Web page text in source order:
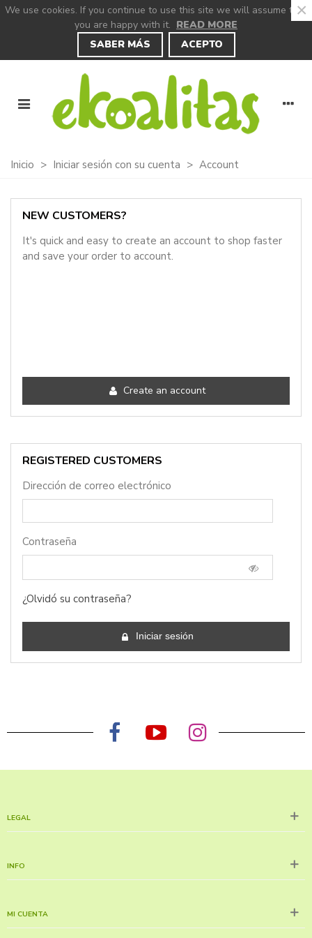
We use cookies. If you continue to use this site we will assume that
you are happy with it. READ MORE
SABER MÁS
ACEPTO
×
Inicio > Iniciar sesión con su cuenta > Account
NEW CUSTOMERS?
It's quick and easy to create an account to shop faster
and save your order to account.
Create an account
REGISTERED CUSTOMERS
Dirección de correo electrónico
Contraseña
¿Olvidó su contraseña?
Iniciar sesión
LEGAL
INFO
MI CUENTA